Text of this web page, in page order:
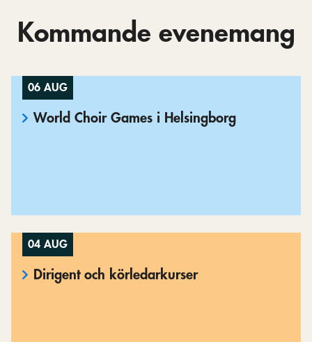
Kommande evenemang
06 AUG
World Choir Games i Helsingborg
04 AUG
Dirigent och körledarkurser